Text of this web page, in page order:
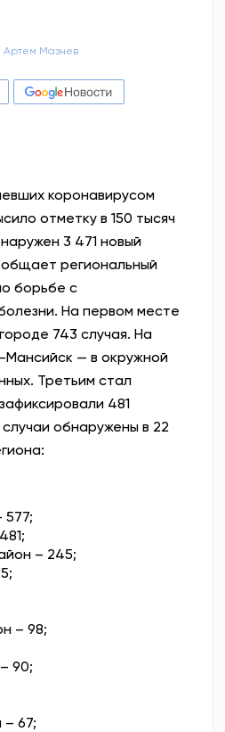
Артем Мазнев
коронавирусом
отметку в 150 тысяч
3 471 новый
региональный
борьбе с
На первом месте
743 случая. На
— в окружной
Третьим стал
481
обнаружены в 22
577;
– 245;
– 98;
90;
– 67;